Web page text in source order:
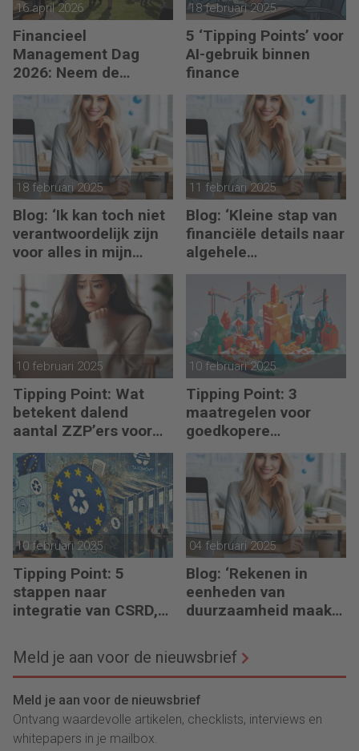
16 april 2026
Financieel
Management Dag
2026: Neem de
toekomst in eigen
18 februari 2025
5 ‘Tipping Points’ voor
AI-gebruik binnen
finance
18 februari 2025
Blog: ‘Ik kan toch niet
verantwoordelijk zijn
voor alles in mijn
waardeketen?’
11 februari 2025
Blog: ‘Kleine stap van
financiële details naar
algehele
duurzaamheid ‘
10 februari 2025
Tipping Point: Wat
betekent dalend
aantal ZZP’ers voor
financiële planning?
10 februari 2025
Tipping Point: 3
maatregelen voor
goedkopere
financiering (om te
verduurzamen)
10 februari 2025
Tipping Point: 5
stappen naar
integratie van CSRD,
04 februari 2025
Blog: ‘Rekenen in
eenheden van
duurzaamheid maakt
Meld je aan voor de nieuwsbrief
Meld je aan voor de nieuwsbrief
Ontvang waardevolle artikelen, checklists, interviews en
whitepapers in je mailbox.